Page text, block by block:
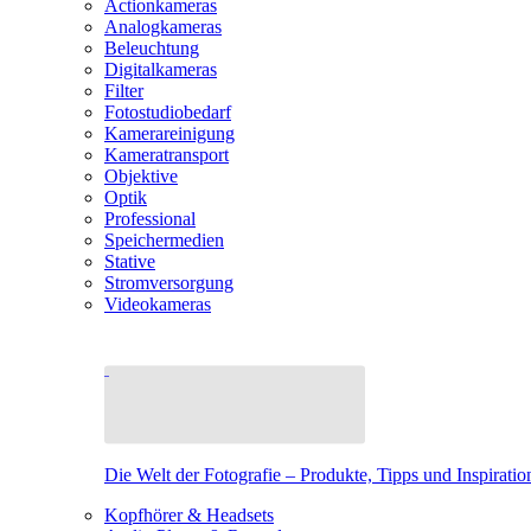
Actionkameras
Analogkameras
Beleuchtung
Digitalkameras
Filter
Fotostudiobedarf
Kamerareinigung
Kameratransport
Objektive
Optik
Professional
Speichermedien
Stative
Stromversorgung
Videokameras
Die Welt der Fotografie – Produkte, Tipps und
Kopfhörer & Headsets